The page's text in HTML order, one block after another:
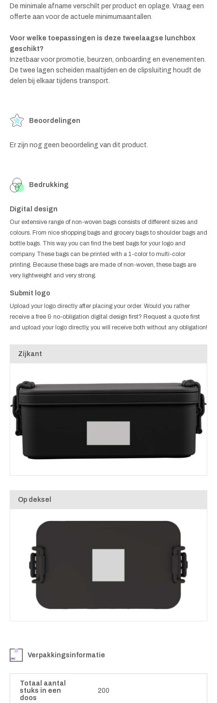
De minimale afname verschilt per product en oplage. Vraag een
offerte aan voor de actuele minimumaantallen.
Voor welke toepassingen is deze tweelaagse lunchbox
geschikt?
Inzetbaar voor promotie, beurzen, onboarding en evenementen.
De twee lagen scheiden maaltijden en de clipsluiting houdt de
delen bij elkaar tijdens transport.
Beoordelingen
Er zijn nog geen beoordeling van dit product.
Bedrukking
Digital design
Our extensive range of non-woven bags consists of different sizes and
colours. From nice shopping bags and grocery bags to shoulder bags and
bottle bags. This way you can find the best bags for your logo and
company. These bags can be printed with a 1-color to multi-color
printing. Because these bags are made of non-woven, these bags are
very lightweight and very strong.
Submit logo
Upload your logo directly after placing your order. Would you rather
receive a free & no-obligation digital design first? Request a quote first
and upload your logo directly, you will receive both without any obligation!
Zijkant
Op deksel
Verpakkingsinformatie
Totaal aantal
stuks in een
doos
200